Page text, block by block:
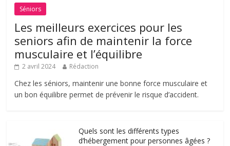
Séniors
Les meilleurs exercices pour les
seniors afin de maintenir la force
musculaire et l’équilibre
2 avril 2024 Rédaction
Chez les séniors, maintenir une bonne force musculaire et
un bon équilibre permet de prévenir le risque d’accident.
Quels sont les différents types
d’hébergement pour personnes âgées ?